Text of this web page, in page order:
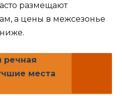
размещают
а цены в межсезонье
речная
места